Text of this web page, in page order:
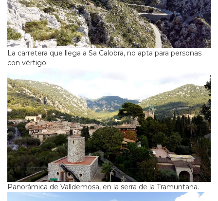
La carretera que llega a Sa Calobra, no apta para personas
con vértigo.
Panorámica de Valldemosa, en la serra de la Tramuntana.